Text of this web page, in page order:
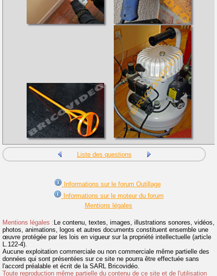
Liste des questions
Informations sur le forum Outillage
Informations sur le moteur du forum
Mentions légales
Mentions légales : Le contenu, textes, images, illustrations sonores, vidéos,
photos, animations, logos et autres documents constituent ensemble une
œuvre protégée par les lois en vigueur sur la propriété intellectuelle (article
L.122-4).
Aucune exploitation commerciale ou non commerciale même partielle des
données qui sont présentées sur ce site ne pourra être effectuée sans
l'accord préalable et écrit de la SARL Bricovidéo.
Toute reproduction même partielle du contenu de ce site et de l'utilisation